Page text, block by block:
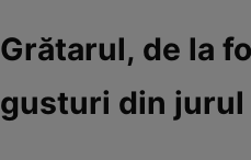
Grătarul, de la
gusturi din jurul